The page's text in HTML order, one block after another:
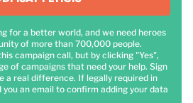
for a better world, and we need heroes
of more than 700,000 people.
campaign call, but by clicking "Yes",
of campaigns that need your help. Sign
a real difference. If legally required in
an email to confirm adding your data